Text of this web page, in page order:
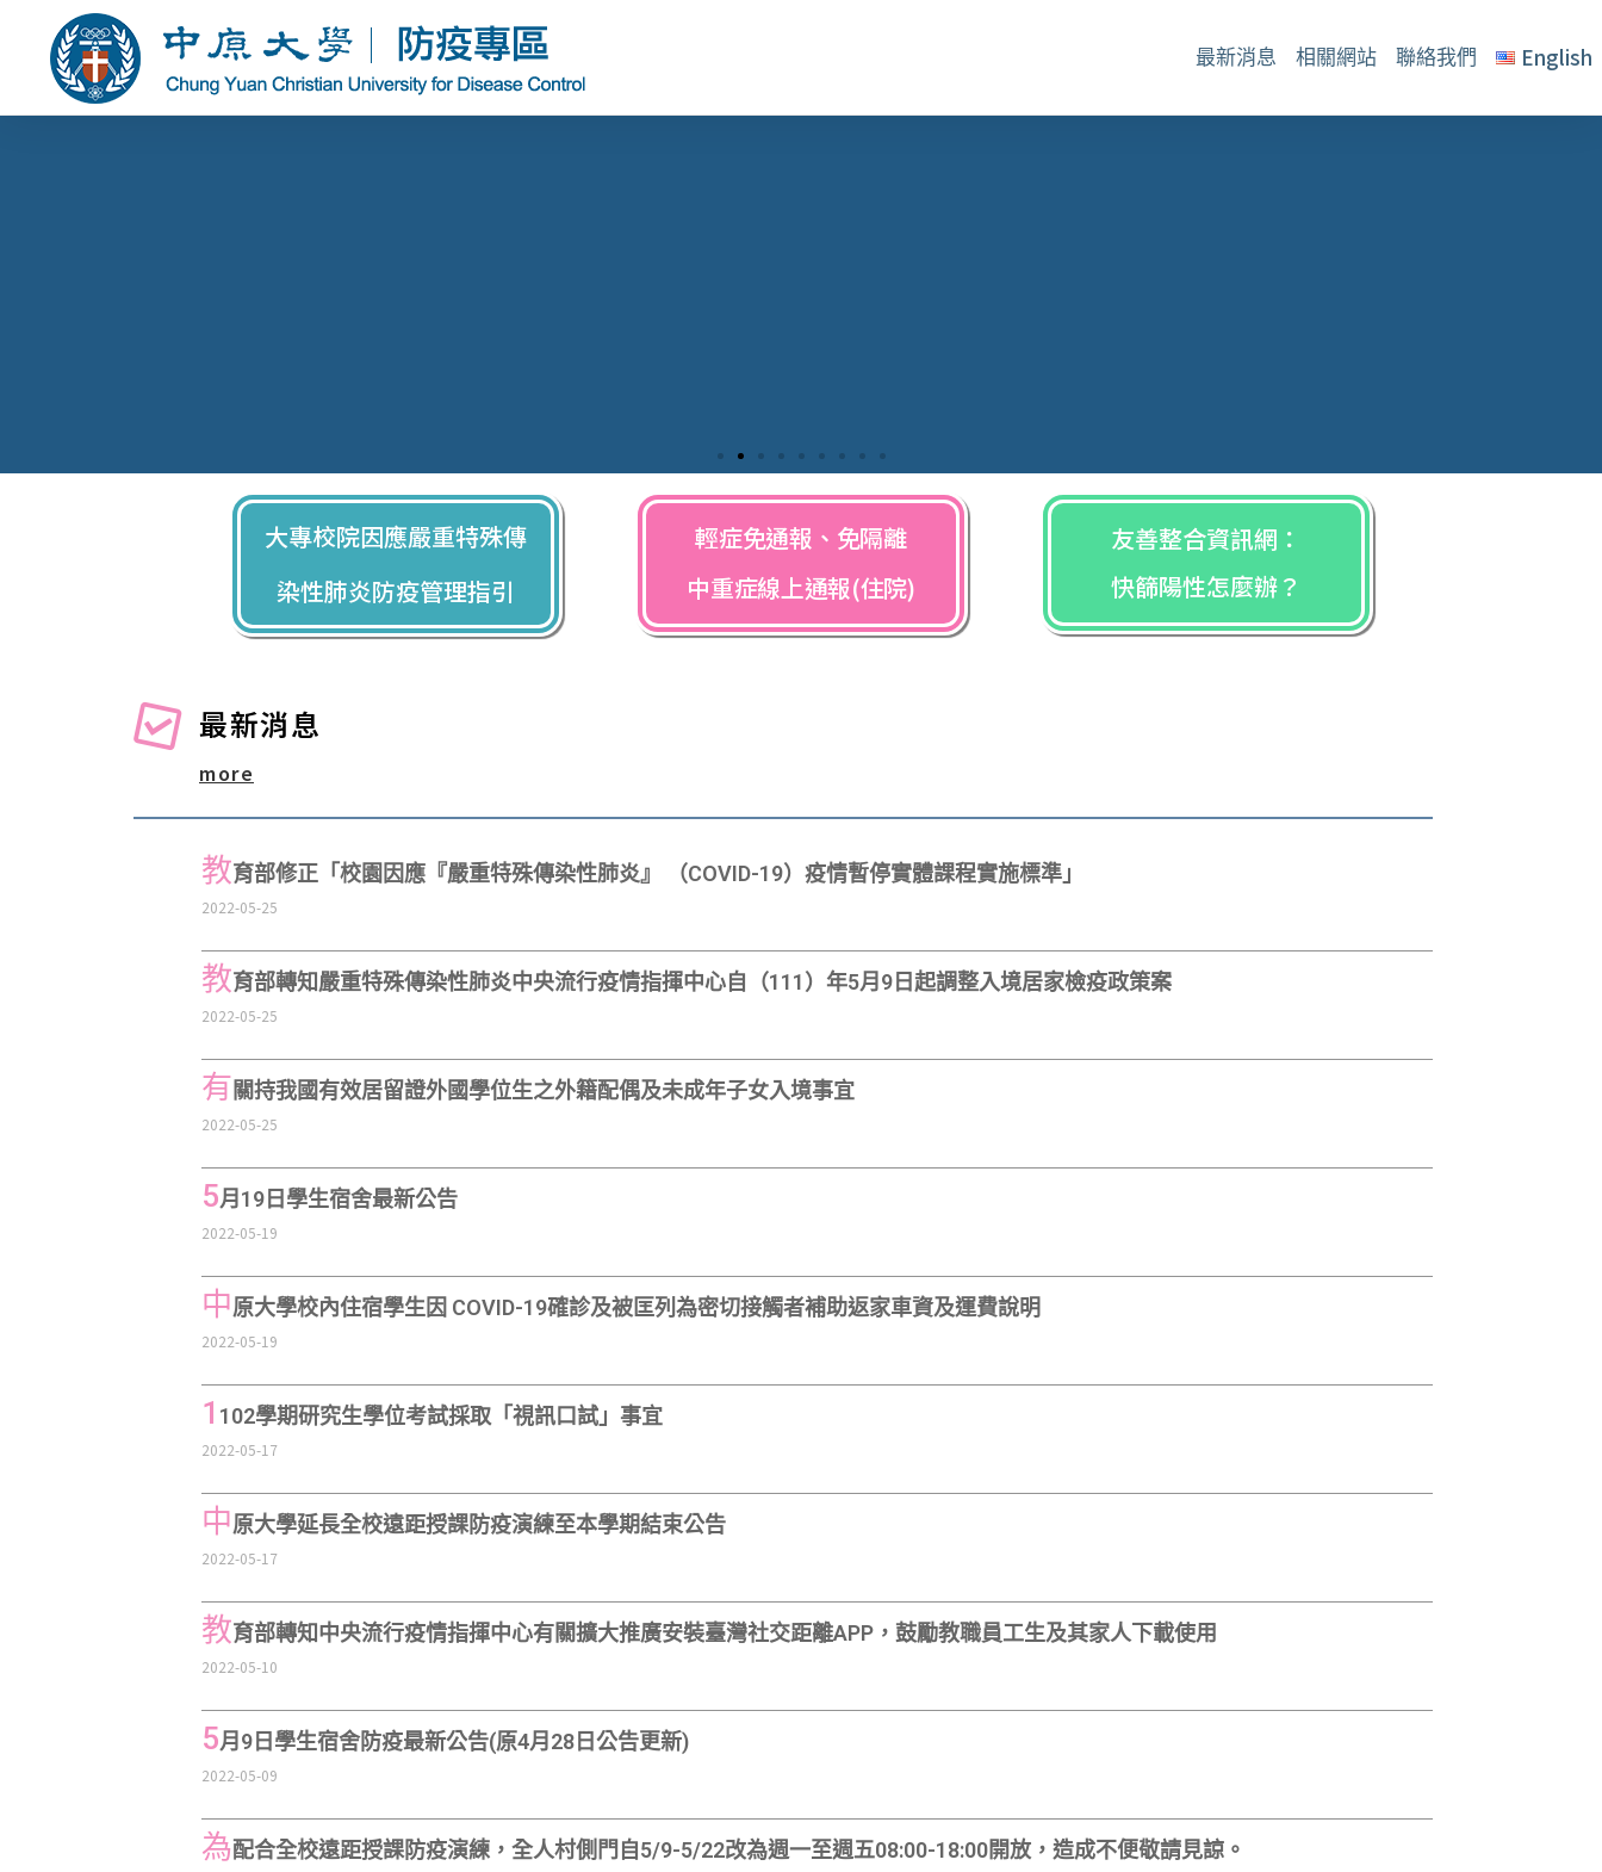
最新消息 相關網站 聯絡我們 English
大專校院因應嚴重特殊傳
染性肺炎防疫管理指引
輕症免通報、免隔離
中重症線上通報(住院)
友善整合資訊網：
快篩陽性怎麼辦？
最新消息
more
教育部修正「校園因應『嚴重特殊傳染性肺炎』 （COVID-19）疫情暫停實體課程實施標準」
2022-05-25
教育部轉知嚴重特殊傳染性肺炎中央流行疫情指揮中心自（111）年5月9日起調整入境居家檢疫政策案
2022-05-25
有關持我國有效居留證外國學位生之外籍配偶及未成年子女入境事宜
2022-05-25
5月19日學生宿舍最新公告
2022-05-19
中原大學校內住宿學生因 COVID-19確診及被匡列為密切接觸者補助返家車資及運費說明
2022-05-19
1 102學期研究生學位考試採取「視訊口試」事宜
2022-05-17
中原大學延長全校遠距授課防疫演練至本學期結束公告
2022-05-17
教育部轉知中央流行疫情指揮中心有關擴大推廣安裝臺灣社交距離APP，鼓勵教職員工生及其家人下載使用
2022-05-10
5月9日學生宿舍防疫最新公告(原4月28日公告更新)
2022-05-09
為配合全校遠距授課防疫演練，全人村側門自5/9-5/22改為週一至週五08:00-18:00開放，造成不便敬請見諒。